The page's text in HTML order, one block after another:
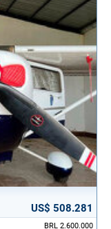
US$ 508.281
BRL 2.600.000